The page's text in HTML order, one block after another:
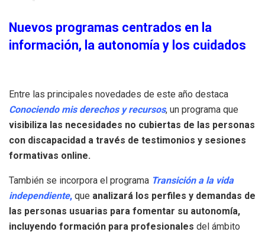
Nuevos programas centrados en la
información, la autonomía y los cuidados
Entre las principales novedades de este año destaca
Conociendo mis derechos y recursos, un programa que
visibiliza las necesidades no cubiertas de las personas
con discapacidad a través de testimonios y sesiones
formativas online.
También se incorpora el programa Transición a la vida
independiente, que analizará los perfiles y demandas de
las personas usuarias para fomentar su autonomía,
incluyendo formación para profesionales del ámbito